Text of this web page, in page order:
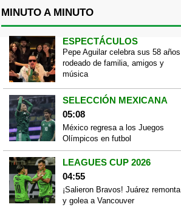
MINUTO A MINUTO
ESPECTÁCULOS
Pepe Aguilar celebra sus 58 años
rodeado de familia, amigos y
música
SELECCIÓN MEXICANA
05:08
México regresa a los Juegos
Olímpicos en futbol
LEAGUES CUP 2026
04:55
¡Salieron Bravos! Juárez remonta
y golea a Vancouver